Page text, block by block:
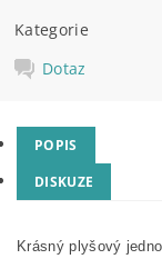
Kategorie
Dotaz
POPIS
DISKUZE
Krásný plyšový